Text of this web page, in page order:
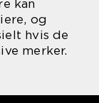
kan
og
hvis de
merker.